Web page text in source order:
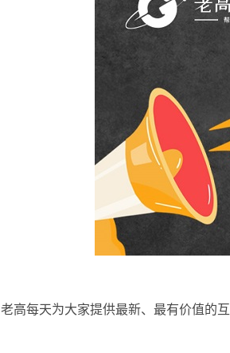
老高每天为大家提供最新、最有价值的互